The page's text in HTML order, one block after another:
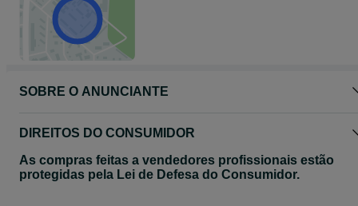
SOBRE O ANUNCIANTE
DIREITOS DO CONSUMIDOR
As compras feitas a vendedores profissionais estão
protegidas pela Lei de Defesa do Consumidor.